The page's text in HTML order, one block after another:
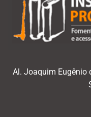
Al. Joaquim Eugênio